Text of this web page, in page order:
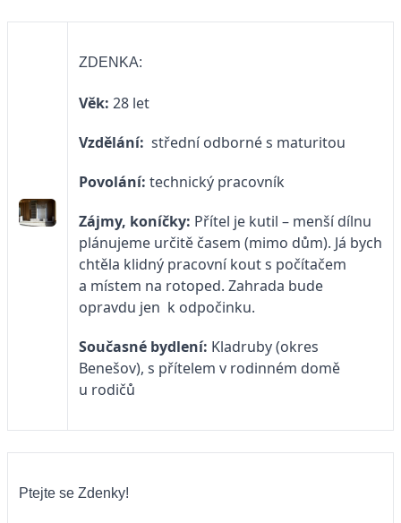
ZDENKA:
Věk: 28 let
Vzdělání: střední odborné s maturitou
Povolání: technický pracovník
Zájmy, koníčky: Přítel je kutil – menší dílnu
plánujeme určitě časem (mimo dům). Já bych
chtěla klidný pracovní kout s počítačem
a místem na rotoped. Zahrada bude
opravdu jen k odpočinku.
Současné bydlení: Kladruby (okres
Benešov), s přítelem v rodinném domě
u rodičů
Ptejte se Zdenky!